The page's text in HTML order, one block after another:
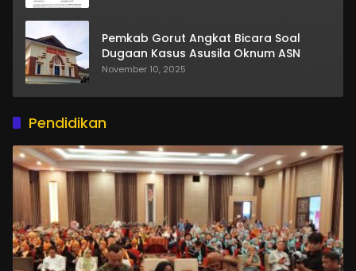
Pemkab Gorut Angkat Bicara Soal
Dugaan Kasus Asusila Oknum ASN
November 10, 2025
Pendidikan